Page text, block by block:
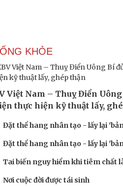
KHỎE
Việt Nam – Thuỵ Điển Uông
thực hiện kỹ thuật lấy,
Đặt thể hang nhân tạo - lấy lại
Đặt thể hang nhân tạo - lấy lại
Tai biến nguy hiểm khi tiêm chất
Nơi cuộc đời được tái sinh